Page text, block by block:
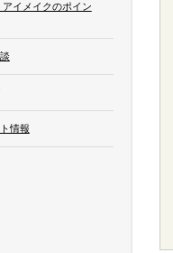
イメイクのポイン
情報